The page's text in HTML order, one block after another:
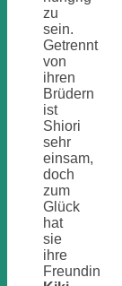
zu
sein.
Getrennt
von
ihren
Brüdern
ist
Shiori
sehr
einsam,
doch
zum
Glück
hat
sie
ihre
Freundin